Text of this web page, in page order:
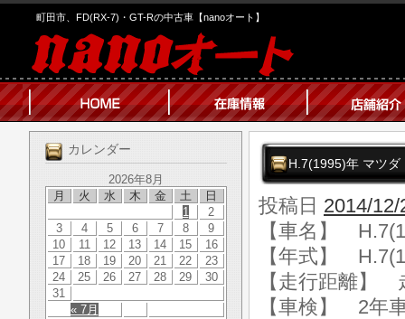
町田市、FD(RX-7)・GT-Rの中古車【nanoオート】
カレンダー
2026年8月
月
火 水 木 金 土 日
« 7月
1
2
3
4 5 6 7 8
9
10
11 12 13 14 15
16
17
18 19 20 21 22
23
24
25 26 27 28 29
30
31
H.7(1995)年 マツダ
投稿日 2014/12/
【車名】
【年式】
【走行距離】
【車検】 2年